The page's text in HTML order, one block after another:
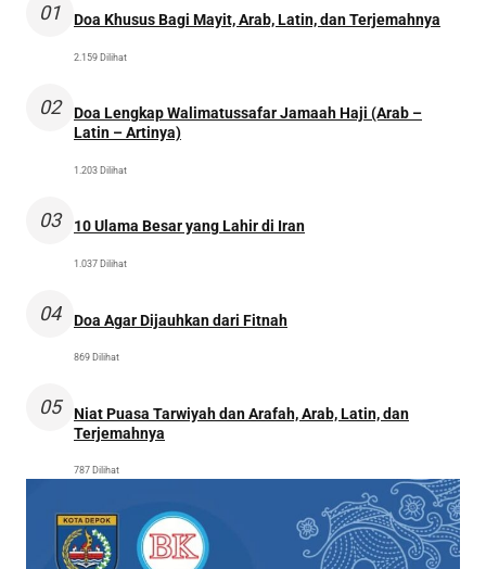
01 Doa Khusus Bagi Mayit, Arab, Latin, dan Terjemahnya
2.159 Dilihat
02
Doa Lengkap Walimatussafar Jamaah Haji (Arab –
Latin – Artinya)
1.203 Dilihat
03 10 Ulama Besar yang Lahir di Iran
1.037 Dilihat
04 Doa Agar Dijauhkan dari Fitnah
869 Dilihat
05
Niat Puasa Tarwiyah dan Arafah, Arab, Latin, dan
Terjemahnya
787 Dilihat